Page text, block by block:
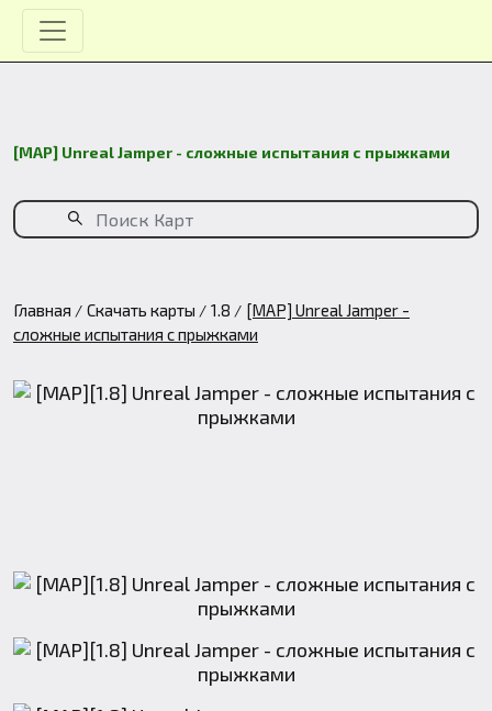
[MAP] Unreal Jamper - сложные испытания с прыжками
Главная Скачать карты 1.8
[MAP] Unreal Jamper -
сложные испытания с прыжками